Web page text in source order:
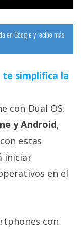
en Google y recibe más
te simplifica la
con Dual OS.
y Android,
estas
iniciar
en el
con